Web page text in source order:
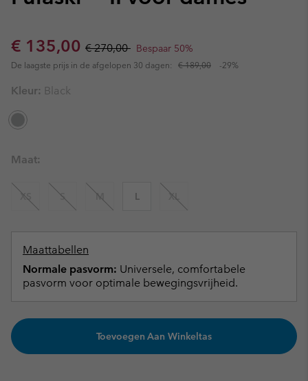
Sale price:
€ 135,00 Regular price:
€ 270,00 Bespaar 50%
De laagste prijs in de afgelopen 30 dagen: € 189,00 -29%
Kleur: Black
Maat:
XS S M L XL
Maattabellen
Normale pasvorm: Universele, comfortabele
pasvorm voor optimale bewegingsvrijheid.
Toevoegen Aan Winkeltas